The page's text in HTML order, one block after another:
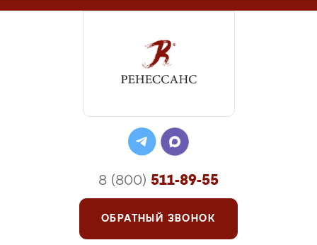
8 (800) 511-89-55
ОБРАТНЫЙ ЗВОНОК